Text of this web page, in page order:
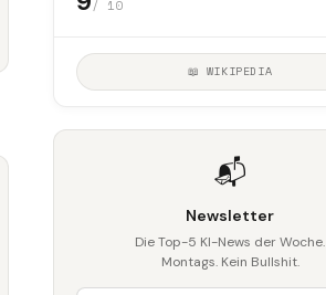
/ 10
📖 WIKIPEDIA
📬
Newsletter
Die Top-5 KI-News der Woche.
Montags. Kein Bullshit.